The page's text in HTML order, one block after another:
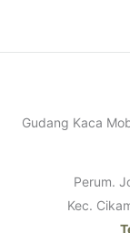
Gudang Kaca
Perum.
Kec.